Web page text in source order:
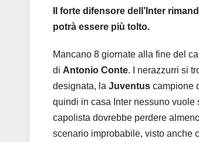
Il forte difensore dell’Inter
potrà essere più tolto.
Mancano 8 giornate alla fine del
di Antonio Conte. I nerazzurri si
designata, la Juventus campione
quindi in casa Inter nessuno vuole
capolista dovrebbe perdere
scenario improbabile, visto anche